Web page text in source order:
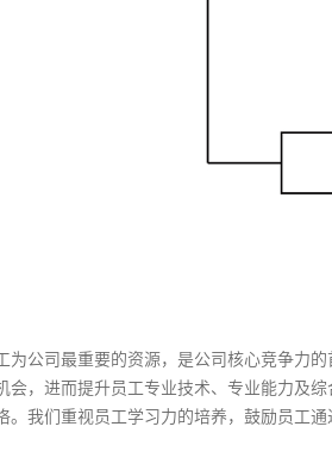
为公司最重要的资源，是公司核心竞争力
会，进而提升员工专业技术、专业能力及
。我们重视员工学习力的培养，鼓励员工